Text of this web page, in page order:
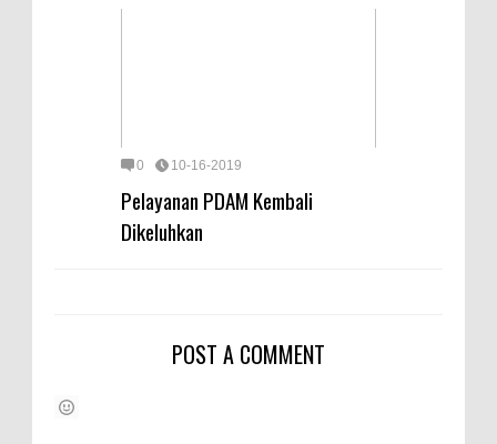
0 10-16-2019
Pelayanan PDAM Kembali
Dikeluhkan
POST A COMMENT